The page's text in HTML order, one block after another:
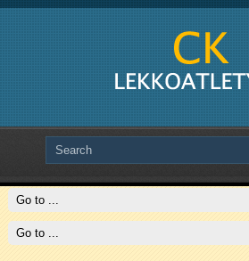
Slide # 2
Czytaj więcej